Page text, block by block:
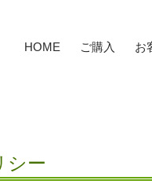
HOME ご購入 お
シー